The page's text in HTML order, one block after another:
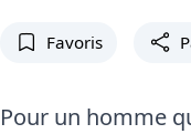
Favoris
Pour un homme